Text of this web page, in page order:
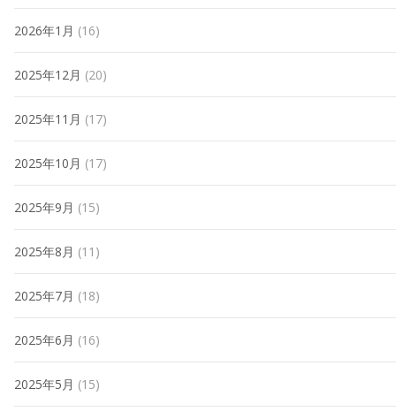
2026年1月 (16)
2025年12月 (20)
2025年11月 (17)
2025年10月 (17)
2025年9月 (15)
2025年8月 (11)
2025年7月 (18)
2025年6月 (16)
2025年5月 (15)